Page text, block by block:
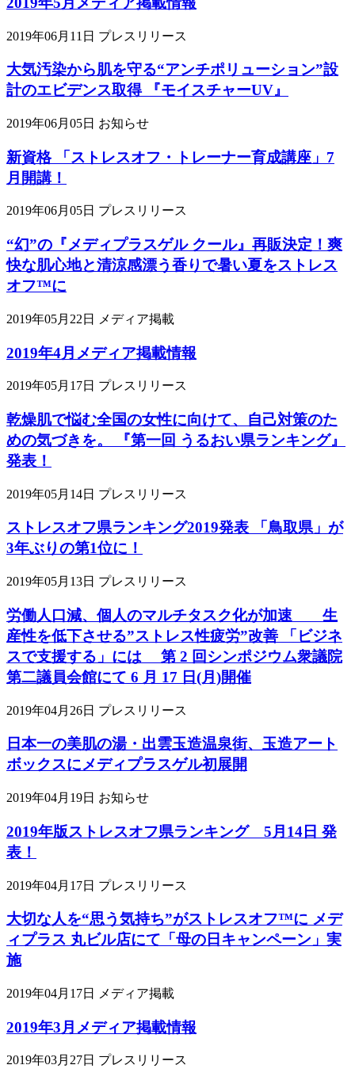
2019年06月11日 プレスリリース
大気汚染から肌を守る“アンチポリューション”設
計のエビデンス取得 『モイスチャーUV』
2019年06月05日 お知らせ
新資格 「ストレスオフ・トレーナー育成講座」7
月開講！
2019年06月05日 プレスリリース
“幻”の『メディプラスゲル クール』再販決定！爽
快な肌心地と清涼感漂う香りで暑い夏をストレス
オフ™に
2019年05月22日 メディア掲載
2019年4月メディア掲載情報
2019年05月17日 プレスリリース
乾燥肌で悩む全国の女性に向けて、自己対策のた
めの気づきを。 『第一回 うるおい県ランキング』
発表！
2019年05月14日 プレスリリース
ストレスオフ県ランキング2019発表 「鳥取県」が
3年ぶりの第1位に！
2019年05月13日 プレスリリース
労働人口減、個人のマルチタスク化が加速 生
産性を低下させる”ストレス性疲労”改善 「ビジネ
スで支援する」には 第 2 回シンポジウム衆議院
第二議員会館にて 6 月 17 日(月)開催
2019年04月26日 プレスリリース
日本一の美肌の湯・出雲玉造温泉街、玉造アート
ボックスにメディプラスゲル初展開
2019年04月19日 お知らせ
2019年版ストレスオフ県ランキング 5月14日 発
表！
2019年04月17日 プレスリリース
大切な人を“思う気持ち”がストレスオフ™に メデ
ィプラス 丸ビル店にて「母の日キャンペーン」実
施
2019年04月17日 メディア掲載
2019年3月メディア掲載情報
2019年03月27日 プレスリリース